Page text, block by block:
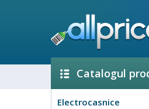
Catalogul
Electrocasnice